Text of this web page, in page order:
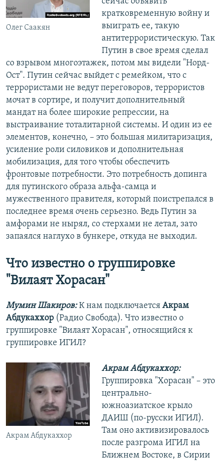
Олег Саакян
кратковременную войну и
выиграть ее, такую
антитеррористическую. Так
Путин в свое время сделал
со взрывом многоэтажек, потом мы видели "Норд-
Ост". Путин сейчас выйдет с ремейком, что с
террористами не ведут переговоров, террористов
мочат в сортире, и получит дополнительный
мандат на более широкие репрессии, на
выстраивание тоталитарной системы. И один из ее
элементов, конечно, – это большая милитаризация,
усиление роли силовиков и дополнительная
мобилизация, для того чтобы обеспечить
фронтовые потребности. Это потребность допинга
для путинского образа альфа-самца и
мужественного правителя, который поистрепался в
последнее время очень серьезно. Ведь Путин за
амфорами не нырял, со стерхами не летал, зато
запаялся наглухо в бункере, откуда не выходил.
Что известно о группировке
"Вилаят Хорасан"
Мумин Шакиров:К нам подключается Акрам
Абдукаххор (Радио Свобода). Что известно о
группировке "Вилаят Хорасан", относящийся к
группировке ИГИЛ?
Акрам Абдукаххор
Акрам Абдукаххор:
Группировка "Хорасан" – это
центрально-
южноазиатское крыло
ДАИШ (по-русски ИГИЛ).
Там оно активизировалось
после разгрома ИГИЛ на
Ближнем Востоке, в Сирии